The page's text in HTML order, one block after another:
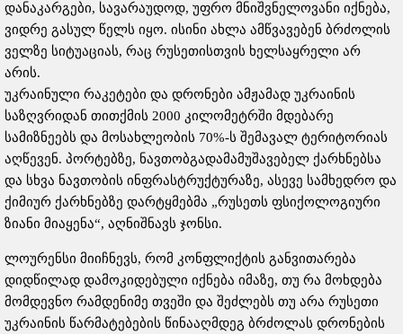
დანაკარგები, სავარაუდოდ, უფრო მნიშვნელოვანი იქნება,
ვიდრე გასულ წელს იყო. ისინი ახლა ამწვავებენ ბრძოლის
ველზე სიტუაციას, რაც რუსეთისთვის ხელსაყრელი არ
არის.
უკრაინული რაკეტები და დრონები ამჟამად უკრაინის
საზღვრიდან თითქმის 2000 კილომეტრში მდებარე
სამიზნეებს და მოსახლეობის 70%-ს შემავალ ტერიტორიას
აღწევენ. პორტებზე, ნავთობგადამამუშავებელ ქარხნებსა
და სხვა ნავთობის ინფრასტრუქტურაზე, ასევე სამხედრო და
ქიმიურ ქარხნებზე დარტყმებმა „რუსეთს ფსიქოლოგიური
ზიანი მიაყენა“, აღნიშნავს ჯონსი.
ლოურენსი მიიჩნევს, რომ კონფლიქტის განვითარება
დიდწილად დამოკიდებული იქნება იმაზე, თუ რა მოხდება
მომდევნო რამდენიმე თვეში და შეძლებს თუ არა რუსეთი
უკრაინის წარმატებების წინააღმდეგ ბრძოლას დრონების